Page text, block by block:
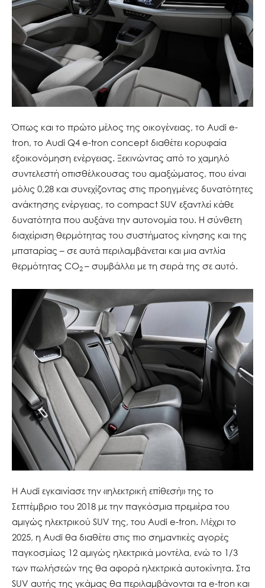
Όπως και το πρώτο μέλος της οικογένειας, το Audi e-
tron, το Audi Q4 e-tron concept διαθέτει κορυφαία
εξοικονόμηση ενέργειας. Ξεκινώντας από το χαμηλό
συντελεστή οπισθέλκουσας του αμαξώματος, που είναι
μόλις 0,28 και συνεχίζοντας στις προηγμένες δυνατότητες
ανάκτησης ενέργειας, το compact SUV εξαντλεί κάθε
δυνατότητα που αυξάνει την αυτονομία του. Η σύνθετη
διαχείριση θερμότητας του συστήματος κίνησης και της
μπαταρίας – σε αυτά περιλαμβάνεται και μια αντλία
θερμότητας CO2 – συμβάλλει με τη σειρά της σε αυτό.
Η Audi εγκαινίασε την «ηλεκτρική επίθεσή» της το
Σεπτέμβριο του 2018 με την παγκόσμια πρεμιέρα του
αμιγώς ηλεκτρικού SUV της, του Audi e-tron. Μέχρι το
2025, η Audi θα διαθέτει στις πιο σημαντικές αγορές
παγκοσμίως 12 αμιγώς ηλεκτρικά μοντέλα, ενώ το 1/3
των πωλήσεών της θα αφορά ηλεκτρικά αυτοκίνητα. Στα
SUV αυτής της γκάμας θα περιλαμβάνονται τα e-tron και